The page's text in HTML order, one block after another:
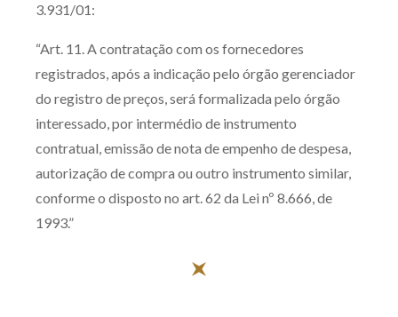
3.931/01:
“Art. 11. A contratação com os fornecedores
registrados, após a indicação pelo órgão gerenciador
do registro de preços, será formalizada pelo órgão
interessado, por intermédio de instrumento
contratual, emissão de nota de empenho de despesa,
autorização de compra ou outro instrumento similar,
conforme o disposto no art. 62 da Lei nº 8.666, de
1993.”